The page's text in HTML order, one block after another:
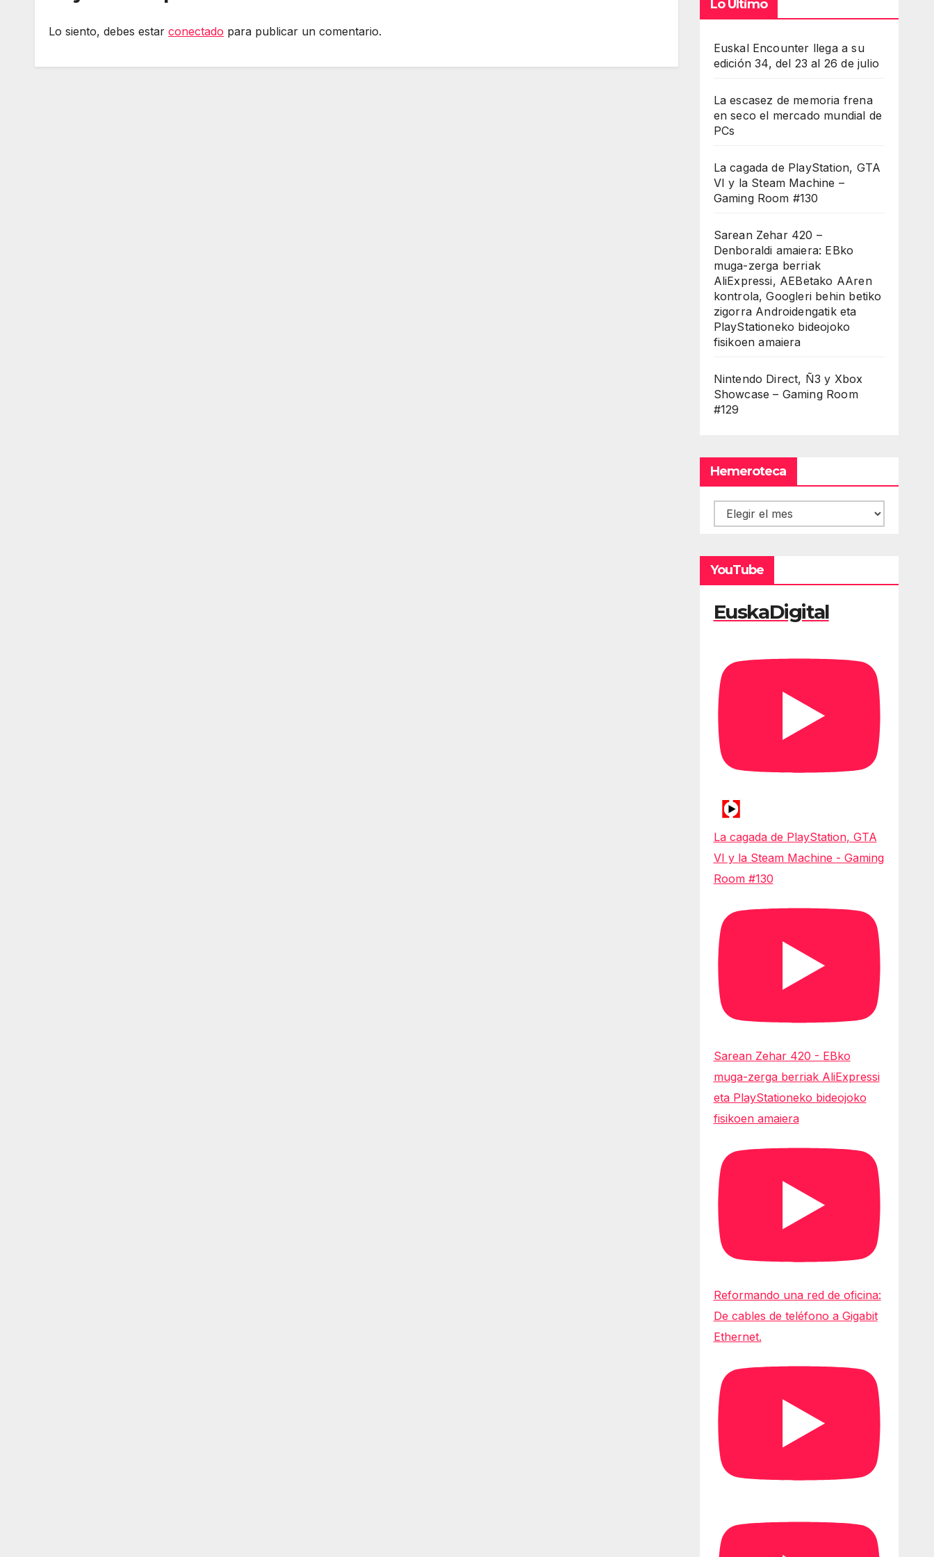
Lo siento, debes estar conectado para publicar un comentario.
Lo Último
Euskal Encounter llega a su
edición 34, del 23 al 26 de julio
La escasez de memoria frena
en seco el mercado mundial de
PCs
La cagada de PlayStation, GTA
VI y la Steam Machine –
Gaming Room #130
Sarean Zehar 420 –
Denboraldi amaiera: EBko
muga-zerga berriak
AliExpressi, AEBetako AAren
kontrola, Googleri behin betiko
zigorra Androidengatik eta
PlayStationeko bideojoko
fisikoen amaiera
Nintendo Direct, Ñ3 y Xbox
Showcase – Gaming Room
#129
Hemeroteca
Hemeroteca
YouTube
EuskaDigital
La cagada de PlayStation, GTA
VI y la Steam Machine - Gaming
Room #130
Sarean Zehar 420 - EBko
muga-zerga berriak AliExpressi
eta PlayStationeko bideojoko
fisikoen amaiera
Reformando una red de oficina:
De cables de teléfono a Gigabit
Ethernet.